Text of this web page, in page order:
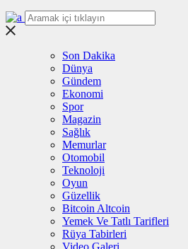
Son Dakika
Dünya
Gündem
Ekonomi
Spor
Magazin
Sağlık
Memurlar
Otomobil
Teknoloji
Oyun
Güzellik
Bitcoin Altcoin
Yemek Ve Tatlı Tarifleri
Rüya Tabirleri
Video Galeri